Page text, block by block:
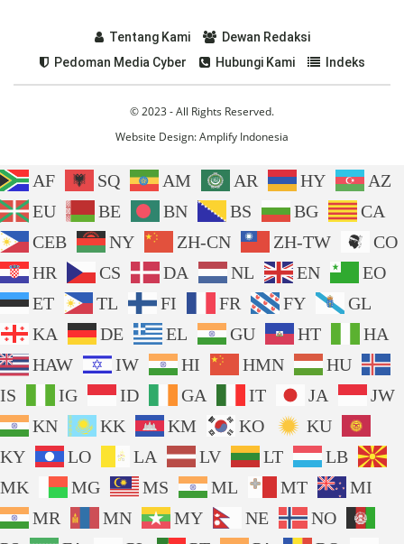
Tentang Kami
Dewan Redaksi
Pedoman Media Cyber
Hubungi Kami Indeks
© 2023 - All Rights Reserved.
Website Design:Amplify Indonesia
AF SQ AM AR HY
AZ
EU
BE BN BS BG
CA
CEB
NY ZH-CN ZH-TW
CO
HR
CS DA NL EN
EO
ET
TL FI FR FY
GL
KA
DE EL GU HT
HA
HAW
IW HI HMN
HU
IS
IG ID GA IT JA
JW
KN
KK KM KO
KU
KY
LO LA LV LT
LB
MK
MG MS ML MT
MI
MR
MN MY NE
NO